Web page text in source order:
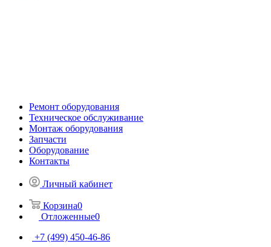
Ремонт оборудования
Техническое обслуживание
Монтаж оборудования
Запчасти
Оборудование
Контакты
Личный кабинет
Корзина0
Отложенные0
+7 (499) 450-46-86